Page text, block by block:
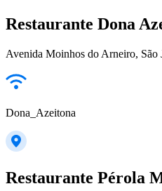
Restaurante Dona
Avenida Moinhos do Arneiro, São
Dona_Azeitona
Restaurante Pérola